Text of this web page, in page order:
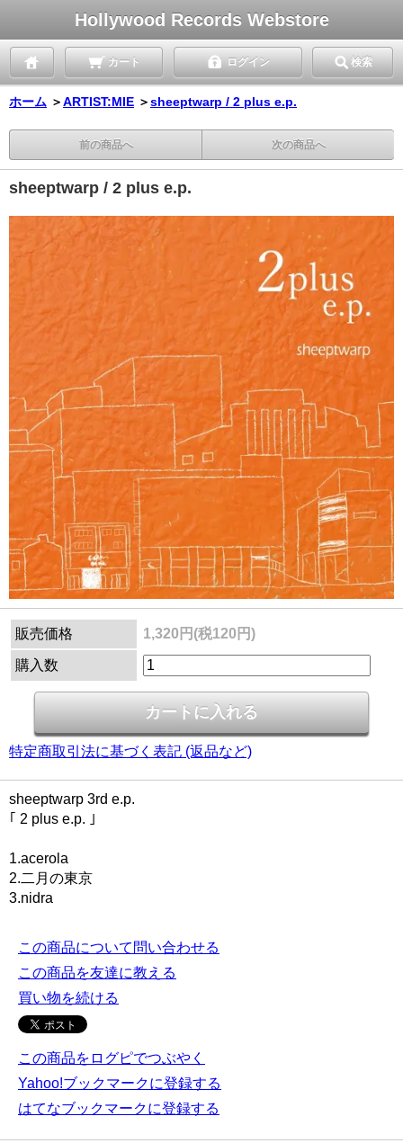
Hollywood Records Webstore
カート ログイン 検索
ホーム ＞ARTIST:MIE ＞sheeptwarp / 2 plus e.p.
前の商品へ 次の商品へ
sheeptwarp / 2 plus e.p.
販売価格 1,320円(税120円)
購入数
特定商取引法に基づく表記 (返品など)
sheeptwarp 3rd e.p.
｢ 2 plus e.p. ｣
1.acerola
2.二月の東京
3.nidra
この商品について問い合わせる
この商品を友達に教える
買い物を続ける
この商品をログピでつぶやく
Yahoo!ブックマークに登録する
はてなブックマークに登録する